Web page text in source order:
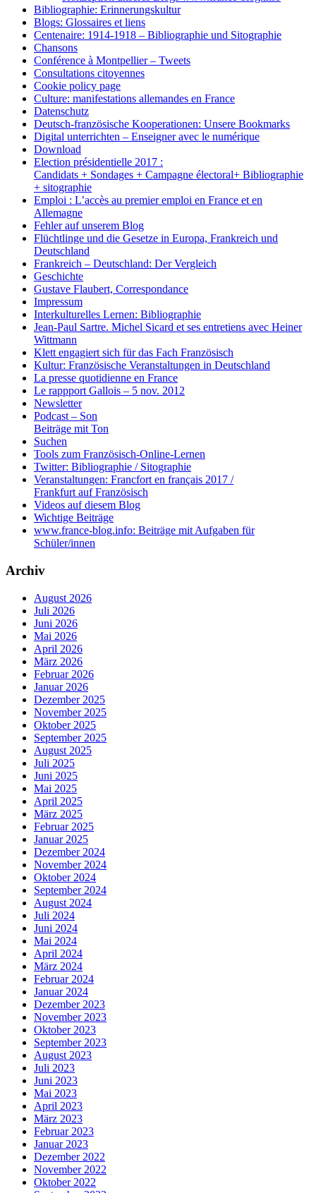
Bibliographie: Erinnerungskultur
Blogs: Glossaires et liens
Centenaire: 1914-1918 – Bibliographie und Sitographie
Chansons
Conférence à Montpellier – Tweets
Consultations citoyennes
Cookie policy page
Culture: manifestations allemandes en France
Datenschutz
Deutsch-französische Kooperationen: Unsere Bookmarks
Digital unterrichten – Enseigner avec le numérique
Download
Election présidentielle 2017 :
Candidats + Sondages + Campagne électoral+ Bibliographie
+ sitographie
Emploi : L’accès au premier emploi en France et en
Allemagne
Fehler auf unserem Blog
Flüchtlinge und die Gesetze in Europa, Frankreich und
Deutschland
Frankreich – Deutschland: Der Vergleich
Geschichte
Gustave Flaubert, Correspondance
Impressum
Interkulturelles Lernen: Bibliographie
Jean-Paul Sartre. Michel Sicard et ses entretiens avec Heiner
Wittmann
Klett engagiert sich für das Fach Französisch
Kultur: Französische Veranstaltungen in Deutschland
La presse quotidienne en France
Le rappport Gallois – 5 nov. 2012
Newsletter
Podcast – Son
Beiträge mit Ton
Suchen
Tools zum Französisch-Online-Lernen
Twitter: Bibliographie / Sitographie
Veranstaltungen: Francfort en français 2017 /
Frankfurt auf Französisch
Videos auf diesem Blog
Wichtige Beiträge
www.france-blog.info: Beiträge mit Aufgaben für
Schüler/innen
Archiv
August 2026
Juli 2026
Juni 2026
Mai 2026
April 2026
März 2026
Februar 2026
Januar 2026
Dezember 2025
November 2025
Oktober 2025
September 2025
August 2025
Juli 2025
Juni 2025
Mai 2025
April 2025
März 2025
Februar 2025
Januar 2025
Dezember 2024
November 2024
Oktober 2024
September 2024
August 2024
Juli 2024
Juni 2024
Mai 2024
April 2024
März 2024
Februar 2024
Januar 2024
Dezember 2023
November 2023
Oktober 2023
September 2023
August 2023
Juli 2023
Juni 2023
Mai 2023
April 2023
März 2023
Februar 2023
Januar 2023
Dezember 2022
November 2022
Oktober 2022